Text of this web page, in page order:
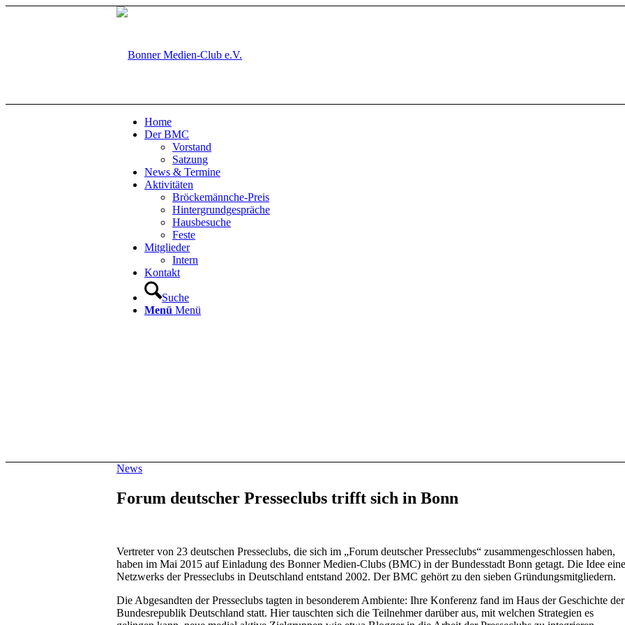
Home
Der BMC
Vorstand
Satzung
News & Termine
Aktivitäten
Bröckemännche-Preis
Hintergrundgespräche
Hausbesuche
Feste
Mitglieder
Intern
Kontakt
Suche
Menü Menü
News
Forum deutscher Presseclubs trifft sich in Bonn
Vertreter von 23 deutschen Presseclubs, die sich im „Forum deutscher Presseclubs“ zusammengeschlossen haben,
haben im Mai 2015 auf Einladung des Bonner Medien-Clubs (BMC) in der Bundesstadt Bonn getagt. Die Idee
Netzwerks der Presseclubs in Deutschland entstand 2002. Der BMC gehört zu den sieben Gründungsmitgliedern.
Die Abgesandten der Presseclubs tagten in besonderem Ambiente: Ihre Konferenz fand im Haus der Geschichte der
Bundesrepublik Deutschland statt. Hier tauschten sich die Teilnehmer darüber aus, mit welchen Strategien es